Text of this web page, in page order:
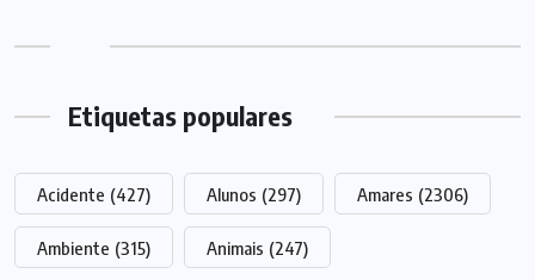
Etiquetas populares
Acidente (427) Alunos (297) Amares (2306)
Ambiente (315) Animais (247)